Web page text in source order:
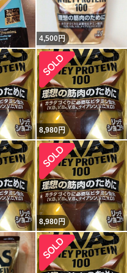
4,500円
8,980円
8,980円